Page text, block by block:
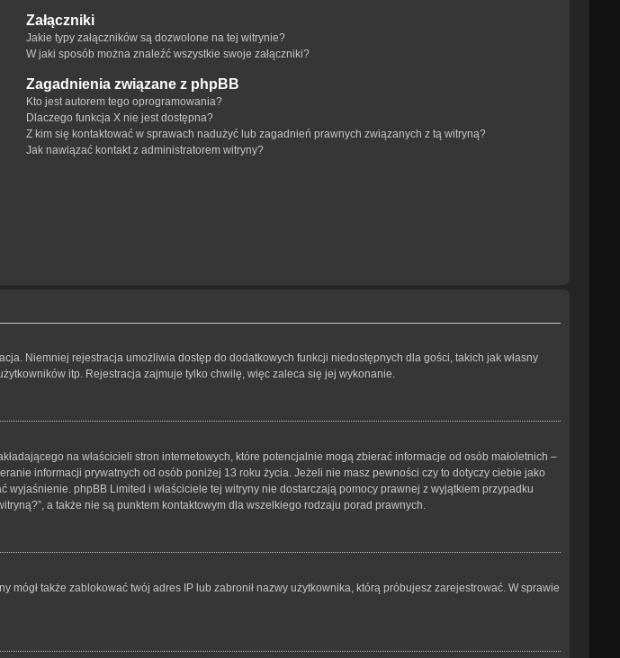
Załączniki
Jakie typy załączników są dozwolone na tej witrynie?
W jaki sposób można znaleźć wszystkie swoje załączniki?
Zagadnienia związane z phpBB
Kto jest autorem tego oprogramowania?
Dlaczego funkcja X nie jest dostępna?
Z kim się kontaktować w sprawach nadużyć lub zagadnień prawnych związanych z tą witryną?
Jak nawiązać kontakt z administratorem witryny?
Niemniej rejestracja umożliwia dostęp do dodatkowych funkcji niedostępnych dla gości, takich jak własny
itp. Rejestracja zajmuje tylko chwilę, więc zaleca się jej wykonanie.
na właścicieli stron internetowych, które potencjalnie mogą zbierać informacje od osób małoletnich –
informacji prywatnych od osób poniżej 13 roku życia. Jeżeli nie masz pewności czy to dotyczy ciebie jako
phpBB Limited i właściciele tej witryny nie dostarczają pomocy prawnej z wyjątkiem przypadku
a także nie są punktem kontaktowym dla wszelkiego rodzaju porad prawnych.
mógł także zablokować twój adres IP lub zabronił nazwy użytkownika, którą próbujesz zarejestrować. W sprawie